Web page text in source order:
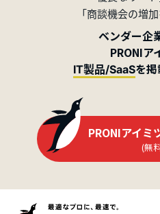
「商談機会の増
ベンダー企
PRONIア
IT製品/SaaSを掲
PRONIアイミ
(無